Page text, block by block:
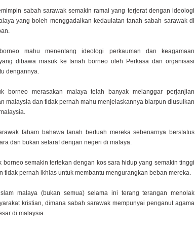
sabah sarawak semakin ramai yang terjerat dengan ideologi
yang boleh menggadaikan kedaulatan tanah sabah sarawak di
mahu menentang ideologi perkauman dan keagamaan
dibawa masuk ke tanah borneo oleh Perkasa dan organisasi
dengannya.
borneo merasakan malaya telah banyak melanggar perjanjian
malaysia dan tidak pernah mahu menjelaskannya biarpun diusulkan
faham bahawa tanah bertuah mereka sebenarnya berstatus
dan bukan setaraf dengan negeri di malaya.
borneo semakin tertekan dengan kos sara hidup yang semakin tinggi
tidak pernah ikhlas untuk membantu mengurangkan beban mereka.
malaya (bukan semua) selama ini terang terangan menolak
kristian, dimana sabah sarawak mempunyai penganut agama
di malaysia.